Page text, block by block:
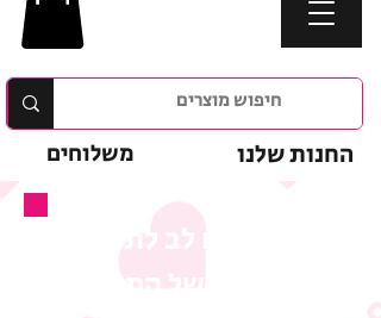
החנות שלנו משלוחים
המבצע של המוצר